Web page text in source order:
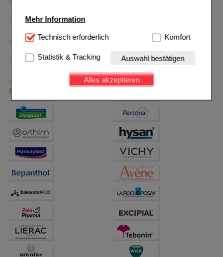
Mehr Information
Technisch Notwendig:Hierbei handelt es sich um
Website notwendig sind (z.B. Navigation, Warenkorb,
Kundenkonto), weshalb auf diese nicht verzichtet
werden kann.
Einkaufserlebnis noch ansprechender zu gestalten,
beispielsweise für die Wiedererkennung des
Besuchers oder unsere Seite an bevorzugte
Verhaltensweisen (z.B. Spracheinstellung)
anzupassen. Komfort-Cookies ermöglichen es uns
anzuzeigen und unser Partnerprogramm zu
Hierüber lassen sich
Informationen über die Art und Weise der Nutzung
unserer Website sammeln, mit deren Hilfe wir unsere
Website weiter für Sie optimieren können, den Inhalt
auf unserer Website aber auch die Werbung auf
Drittseiten möglichst relevant für Sie zu gestalten.
Bitte beachten Sie, dass Daten hierfür teilweise an
Dritte wie z.B. Google oder soziale Medien
übertragen werden.
Technisch erforderlich Komfort
Statistik & Tracking Auswahl bestätigen
Alles akzeptieren